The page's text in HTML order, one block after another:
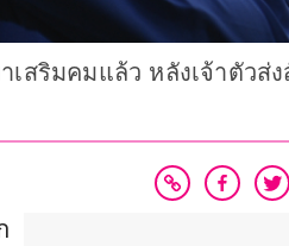
เสริมคมแล้ว หลังเจ้าตัว